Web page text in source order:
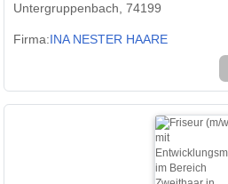
Untergruppenbach, 74199
Firma:INA NESTER HAARE